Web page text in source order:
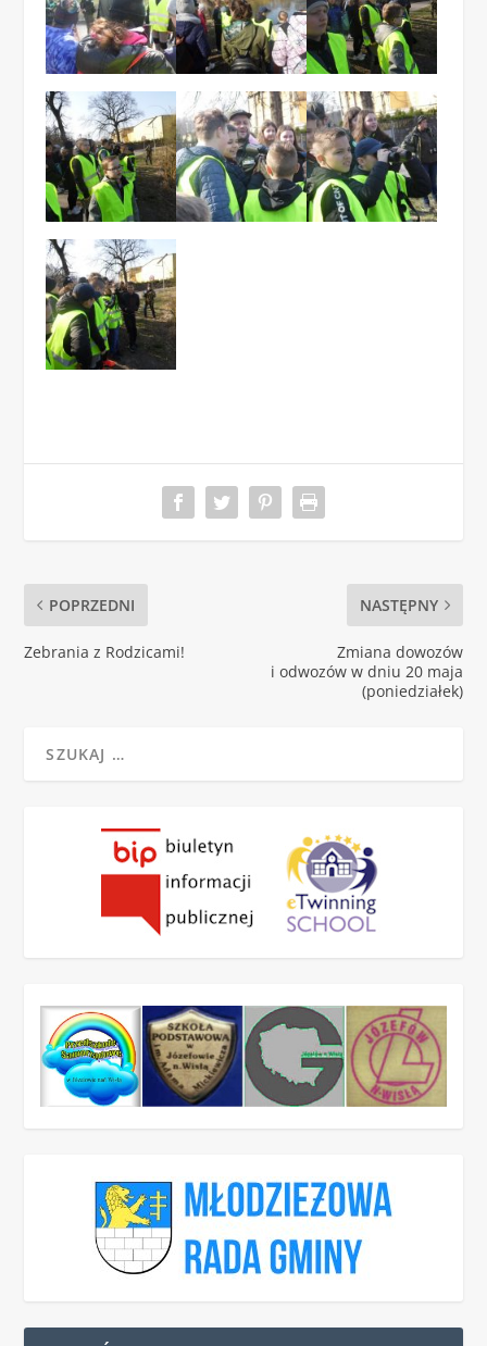
POPRZEDNI
Zebrania z Rodzicami!
NASTĘPNY
Zmiana dowozów
i odwozów w dniu 20 maja
(poniedziałek)